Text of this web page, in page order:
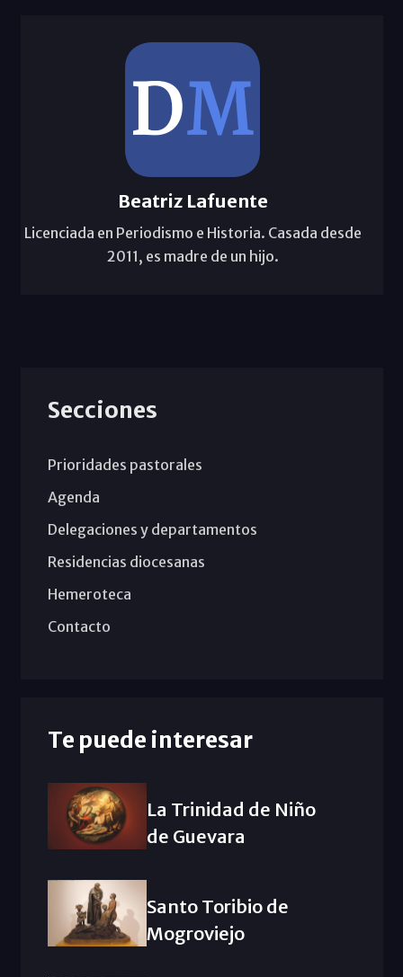
Beatriz Lafuente
Licenciada en Periodismo e Historia. Casada desde
2011, es madre de un hijo.
Secciones
Prioridades pastorales
Agenda
Delegaciones y departamentos
Residencias diocesanas
Hemeroteca
Contacto
Te puede interesar
La Trinidad de Niño
de Guevara
Santo Toribio de
Mogroviejo